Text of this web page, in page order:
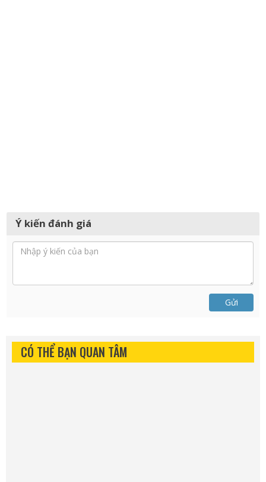
Ý kiến đánh giá
Gửi
CÓ THỂ BẠN QUAN TÂM